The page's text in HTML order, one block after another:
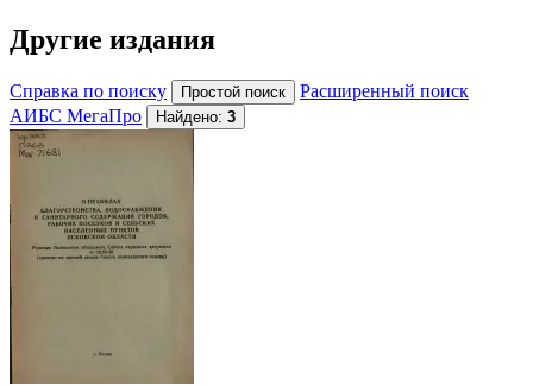
Другие издания
Справка по поиску
Расширенный поиск
АИБС МегаПро
Найдено: 3